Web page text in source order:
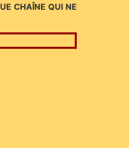
CHAÎNE QUI NE